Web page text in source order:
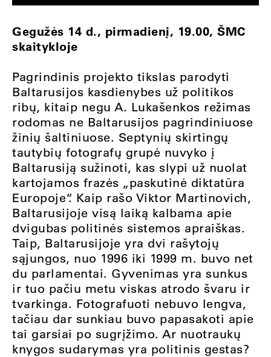
Gegužės 14 d., pirmadienį, 19.00, ŠMC
skaitykloje
Pagrindinis projekto tikslas parodyti
Baltarusijos kasdienybes už politikos
ribų, kitaip negu A. Lukašenkos režimas
rodomas ne Baltarusijos pagrindiniuose
žinių šaltiniuose. Septynių skirtingų
tautybių fotografų grupė nuvyko į
Baltarusiją sužinoti, kas slypi už nuolat
kartojamos frazės „paskutinė diktatūra
Europoje“. Kaip rašo Viktor Martinovich,
Baltarusijoje visą laiką kalbama apie
dvigubas politinės sistemos apraiškas.
Taip, Baltarusijoje yra dvi rašytojų
sąjungos, nuo 1996 iki 1999 m. buvo net
du parlamentai. Gyvenimas yra sunkus
ir tuo pačiu metu viskas atrodo švaru ir
tvarkinga. Fotografuoti nebuvo lengva,
tačiau dar sunkiau buvo papasakoti apie
tai garsiai po sugrįžimo. Ar nuotraukų
knygos sudarymas yra politinis gestas?